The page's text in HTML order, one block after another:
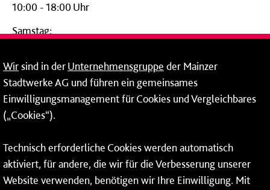
10:00 - 18:00 Uhr
Samstag:
24-Stunden-Telefon*
06131 – 12 77 77
Fax: 06131 – 12 66 66
* Montags bis freitags bis 7 und ab 18 Uhr sowie an
Wochenenden und Feiertagen ganztags werden Ihre
Wirsind in derUnternehmensgruppe der Mainzer
Stadtwerke AG und führen ein gemeinsames
Einwilligungsmanagement für Cookies und Vergleichbares
(„Cookies“).
Technisch erforderliche Cookies werden automatisch
aktiviert, für andere, die wir für die Verbesserung unserer
Website verwenden, benötigen wir Ihre Einwilligung. Mit